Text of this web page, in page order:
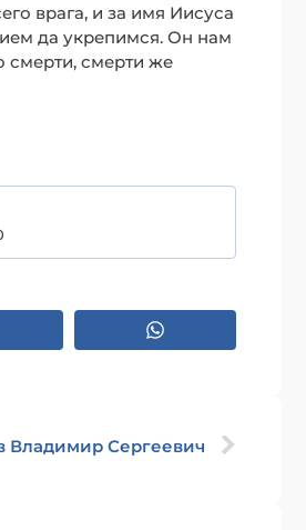
врага, и за имя Иисуса
да укрепимся. Он нам
смерти же
Владимир Сергеевич